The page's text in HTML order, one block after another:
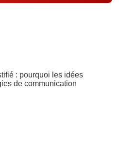
: pourquoi les idées
de communication